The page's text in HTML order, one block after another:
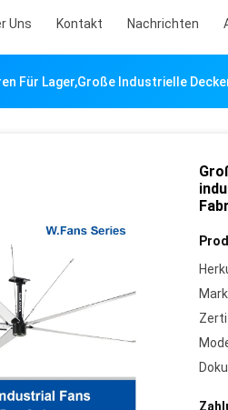
Uns Kontakt Nachrichten
Für Lager,große Industrielle